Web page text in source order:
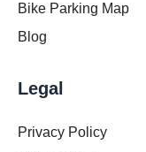
Bike Parking Map
Blog
Legal
Privacy Policy